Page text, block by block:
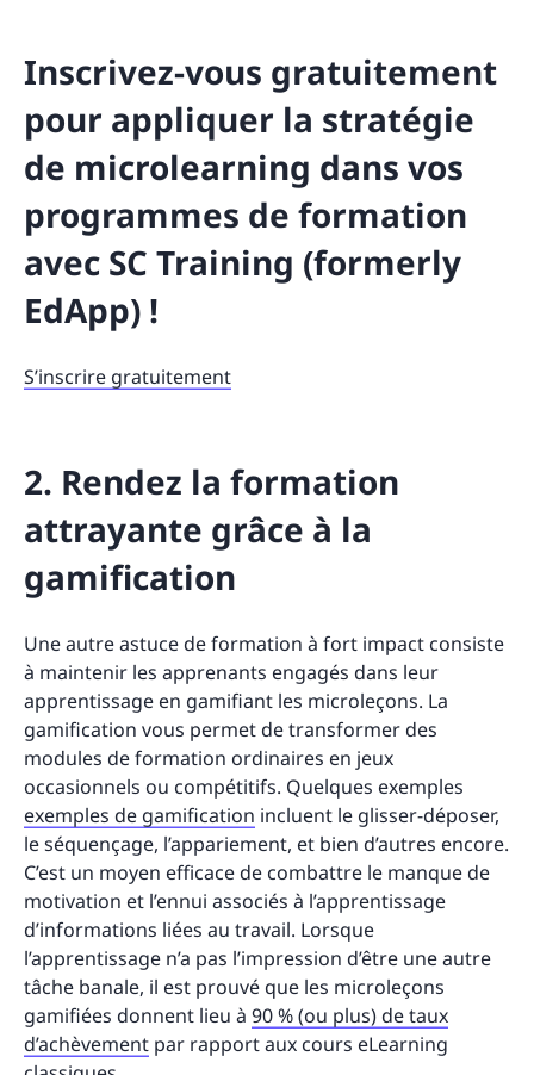
Inscrivez-vous gratuitement
pour appliquer la stratégie
de microlearning dans vos
programmes de formation
avec SC Training (formerly
EdApp) !
S’inscrire gratuitement
2. Rendez la formation
attrayante grâce à la
gamification
Une autre astuce de formation à fort impact consiste
à maintenir les apprenants engagés dans leur
apprentissage en gamifiant les microleçons. La
gamification vous permet de transformer des
modules de formation ordinaires en jeux
occasionnels ou compétitifs. Quelques exemples
exemples de gamification incluent le glisser-déposer,
le séquençage, l’appariement, et bien d’autres encore.
C’est un moyen efficace de combattre le manque de
motivation et l’ennui associés à l’apprentissage
d’informations liées au travail. Lorsque
l’apprentissage n’a pas l’impression d’être une autre
tâche banale, il est prouvé que les microleçons
gamifiées donnent lieu à 90 % (ou plus) de taux
d’achèvement par rapport aux cours eLearning